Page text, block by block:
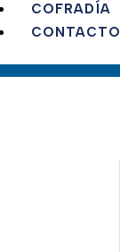
COFRADÍA
CONTACTO